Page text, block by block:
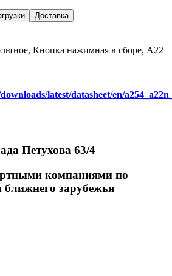
Доставка
Кнопка нажимная в сборе, A22
latest/datasheet/en/
Петухова 63/4
компаниями по
ближнего зарубежья